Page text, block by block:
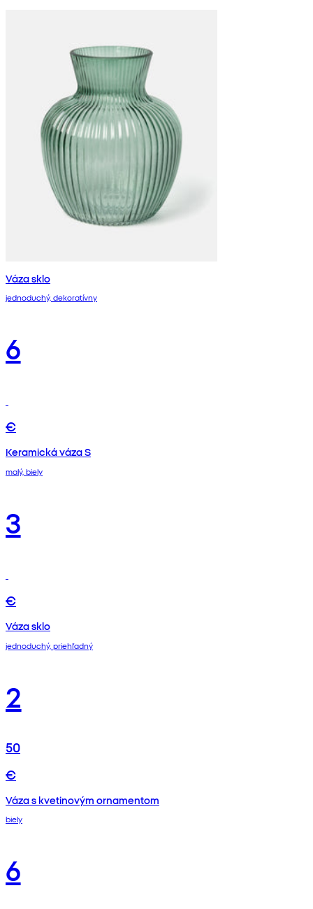
Váza sklo
jednoduchý, dekoratívny
6
€
Keramická váza S
malý, biely
3
€
Váza sklo
jednoduchý, priehľadný
2
50
€
Váza s kvetinovým ornamentom
biely
6